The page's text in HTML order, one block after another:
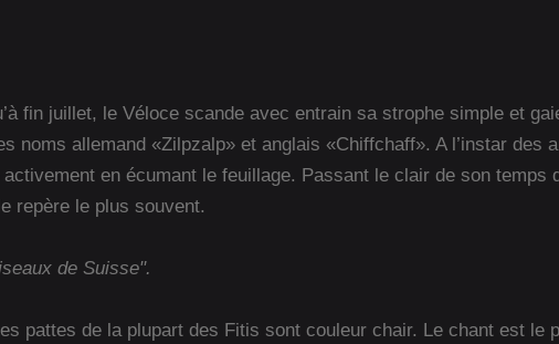
fin juillet, le Véloce scande avec entrain sa strophe simple et
noms allemand «Zilpzalp» et anglais «Chiffchaff». A l’instar des
en écumant le feuillage. Passant le clair de son temps
repère le plus souvent.
de Suisse".
pattes de la plupart des Fitis sont couleur chair. Le chant est le